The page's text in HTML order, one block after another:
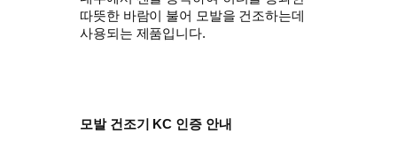
따뜻한 바람이 불어 모발을 건조하는데
사용되는 제품입니다.
모발 건조기 KC 인증 안내